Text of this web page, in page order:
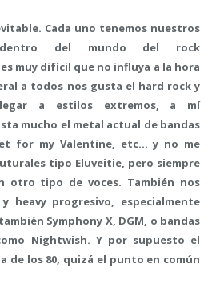
Cada uno tenemos nuestros
dentro del mundo del rock
muy difícil que no influya a la hora
a todos nos gusta el hard rock y
a estilos extremos, a mí
mucho el metal actual de bandas
for my Valentine, etc… y no me
tipo Eluveitie, pero siempre
otro tipo de voces. También nos
heavy progresivo, especialmente
Symphony X, DGM, o bandas
Nightwish. Y por supuesto el
de los 80, quizá el punto en común